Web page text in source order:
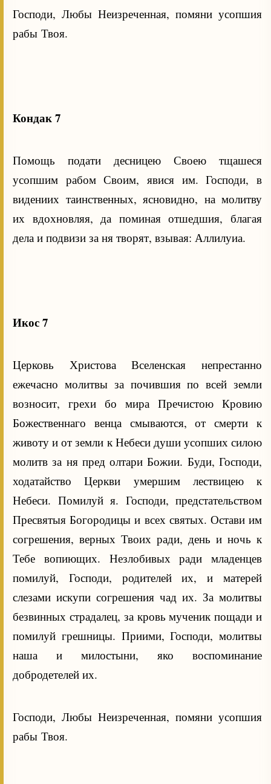
Господи, Любы Неизреченная, помяни усопшия
рабы Твоя.
Кондак 7
Помощь подати десницею Своею тщашеся
усопшим рабом Своим, явися им. Господи, в
видениих таинственных, ясновидно, на молитву
их вдохновляя, да поминая отшедшия, благая
дела и подвизи за ня творят, взывая: Аллилуиа.
Икос 7
Церковь Христова Вселенская непрестанно
ежечасно молитвы за почившия по всей земли
возносит, грехи бо мира Пречистою Кровию
Божественнаго венца смываются, от смерти к
животу и от земли к Небеси души усопших силою
молитв за ня пред олтари Божии. Буди, Господи,
ходатайство Церкви умершим лествицею к
Небеси. Помилуй я. Господи, предстательством
Пресвятыя Богородицы и всех святых. Остави им
согрешения, верных Твоих ради, день и ночь к
Тебе вопиющих. Незлобивых ради младенцев
помилуй, Господи, родителей их, и матерей
слезами искупи согрешения чад их. За молитвы
безвинных страдалец, за кровь мученик пощади и
помилуй грешницы. Приими, Господи, молитвы
наша и милостыни, яко воспоминание
добродетелей их.
Господи, Любы Неизреченная, помяни усопшия
рабы Твоя.